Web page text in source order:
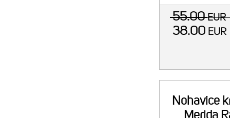
55.00EUR
38.00 EUR
Nohavice
Merida